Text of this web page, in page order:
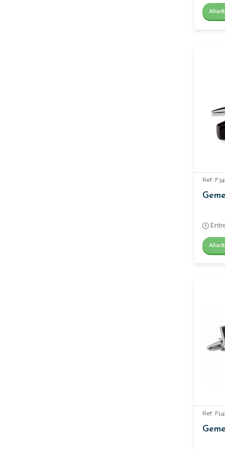
Ref:
Ref: